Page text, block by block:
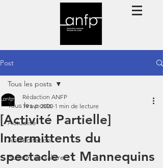
Post
Tous les posts
Actualité
Accréditation
Bulletin de salaire
Tous les posts
[Activité Partielle]
Intermittents du
spectacle et Mannequins
Rédaction ANFP
19 avr. 2020 1 min de lecture